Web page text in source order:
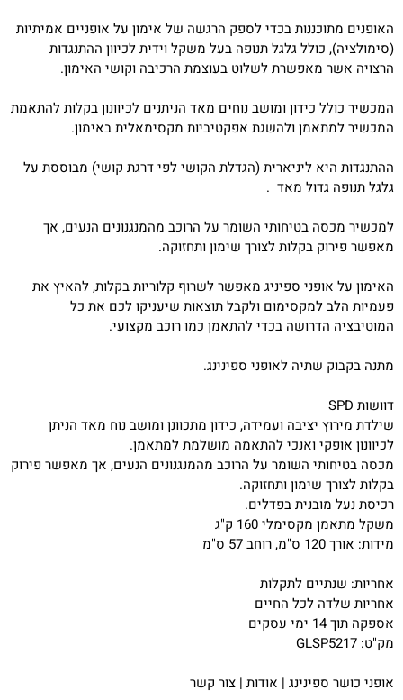
האופנים מתוכננות בכדי לספק הרגשה של אימון על אופניים אמיתיות
(סימולציה), כולל גלגל תנופה בעל משקל וידית לכיוון ההתנגדות
הרצויה אשר מאפשרת לשלוט בעוצמת הרכיבה וקושי האימון.
המכשיר כולל כידון ומושב נוחים מאד הניתנים לכיוונון בקלות להתאמת
המכשיר למתאמן ולהשגת אפקטיביות מקסימאלית באימון.
ההתנגדות היא ליניארית (הגדלת הקושי לפי דרגת קושי) מבוססת על
גלגל תנופה גדול מאד .
למכשיר מכסה בטיחותי השומר על הרוכב מהמנגנונים הנעים, אך
מאפשר פירוק בקלות לצורך שימון ותחזוקה.
האימון על אופני ספיניג מאפשר לשרוף קלוריות בקלות, להאיץ את
פעמיות הלב למקסימום ולקבל תוצאות שיעניקו לכם את כל
המוטיבציה הדרושה בכדי להתאמן כמו רוכב מקצועי.
מתנה בקבוק שתיה לאופני ספינינג.
דוושות SPD
שילדת מירוץ יציבה ועמידה, כידון מתכוונן ומושב נוח מאד הניתן
לכיוונון אופקי ואנכי להתאמה מושלמת למתאמן.
מכסה בטיחותי השומר על הרוכב מהמנגנונים הנעים, אך מאפשר פירוק
בקלות לצורך שימון ותחזוקה.
רכיסת נעל מובנית בפדלים.
משקל מתאמן מקסימלי 160 ק"ג
מידות: אורך 120 ס"מ, רוחב 57 ס"מ
אחריות: שנתיים לתקלות
אחריות שלדה לכל החיים
אספקה תוך 14 ימי עסקים
מק"ט: GLSP5217
אופני כושר ספינינג | אודות | צור קשר